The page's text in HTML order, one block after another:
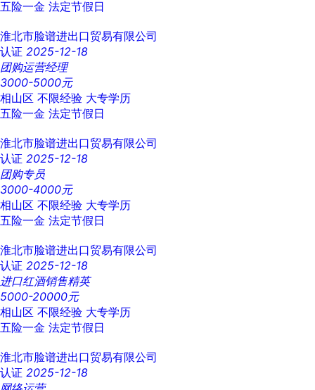
五险一金 法定节假日
淮北市脸谱进出口贸易有限公司
认证 2025-12-18
团购运营经理
3000-5000元
相山区 不限经验 大专学历
五险一金 法定节假日
淮北市脸谱进出口贸易有限公司
认证 2025-12-18
团购专员
3000-4000元
相山区 不限经验 大专学历
五险一金 法定节假日
淮北市脸谱进出口贸易有限公司
认证 2025-12-18
进口红酒销售精英
5000-20000元
相山区 不限经验 大专学历
五险一金 法定节假日
淮北市脸谱进出口贸易有限公司
认证 2025-12-18